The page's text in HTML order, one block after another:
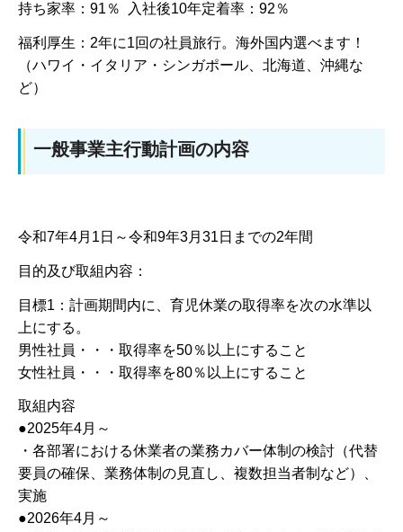
持ち家率：91％ 入社後10年定着率：92％
福利厚生：2年に1回の社員旅行。海外国内選べます！
（ハワイ・イタリア・シンガポール、北海道、沖縄な
ど）
一般事業主行動計画の内容
令和7年4月1日～令和9年3月31日までの2年間
目的及び取組内容：
目標1：計画期間内に、育児休業の取得率を次の水準以
上にする。
男性社員・・・取得率を50％以上にすること
女性社員・・・取得率を80％以上にすること
取組内容
●2025年4月～
・各部署における休業者の業務カバー体制の検討（代替
要員の確保、業務体制の見直し、複数担当者制など）、
実施
●2026年4月～